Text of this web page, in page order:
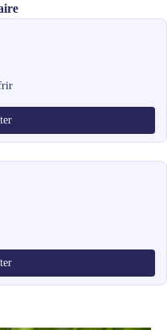
through product